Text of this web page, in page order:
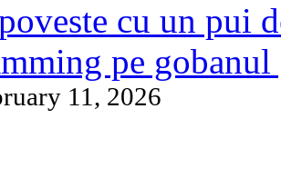
cu un pui
pe gobanul
11, 2026